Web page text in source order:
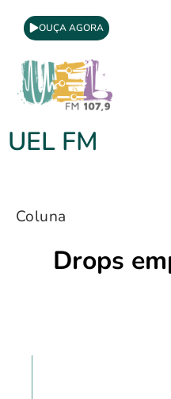
OUÇA AGORA
UEL FM
Coluna
Drops